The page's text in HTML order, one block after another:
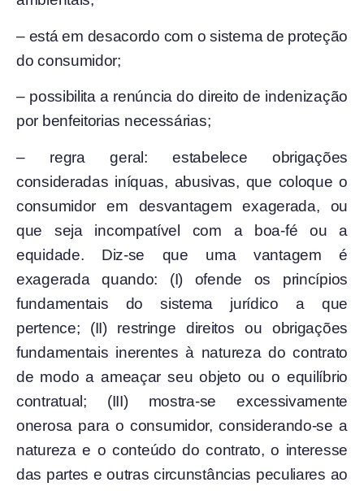
– está em desacordo com o sistema de proteção
do consumidor;
– possibilita a renúncia do direito de indenização
por benfeitorias necessárias;
– regra geral: estabelece obrigações
consideradas iníquas, abusivas, que coloque o
consumidor em desvantagem exagerada, ou
que seja incompatível com a boa-fé ou a
equidade. Diz-se que uma vantagem é
exagerada quando: (I) ofende os princípios
fundamentais do sistema jurídico a que
pertence; (II) restringe direitos ou obrigações
fundamentais inerentes à natureza do contrato
de modo a ameaçar seu objeto ou o equilíbrio
contratual; (III) mostra-se excessivamente
onerosa para o consumidor, considerando-se a
natureza e o conteúdo do contrato, o interesse
das partes e outras circunstâncias peculiares ao